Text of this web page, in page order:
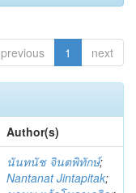
previous 1 next
Author(s)
นันทนัช จินตพิทักษ์;
Nantanat Jintapitak;